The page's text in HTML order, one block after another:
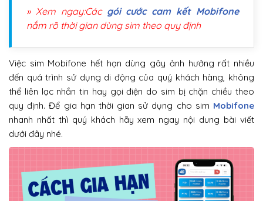
» Xem ngay:Các gói cước cam kết Mobifone
nắm rõ thời gian dùng sim theo quy định
Việc sim Mobifone hết hạn dùng gây ảnh hưởng rất nhiều
đến quá trình sử dụng di động của quý khách hàng, không
thể liên lạc nhắn tin hay gọi điện do sim bị chặn chiều theo
quy định. Để gia hạn thời gian sử dụng cho sim Mobifone
nhanh nhất thì quý khách hãy xem ngay nội dung bài viết
dưới đây nhé.